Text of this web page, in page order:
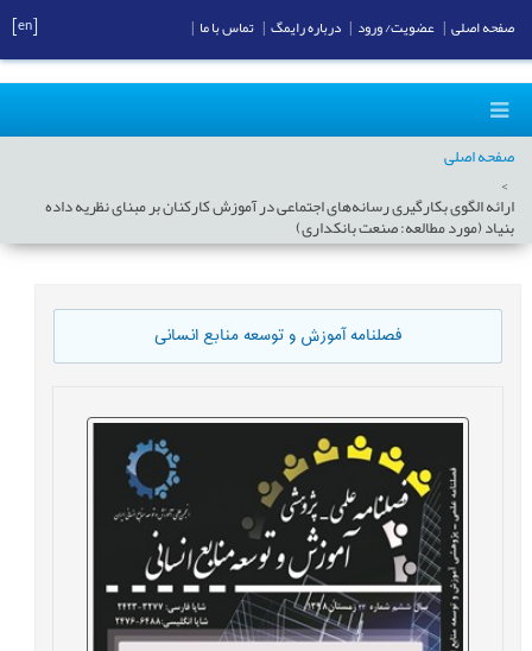
صفحه اصلی
ارائه الگوی بکارگیری رسانه‌های اجتماعی در آموزش کارکنان بر مبنای نظریه داده
بنیاد (مورد مطالعه‌: صنعت بانکداری)
فصلنامه آموزش و توسعه منابع انسانی
صفحه اصلی عضویت/ ورود درباره رایمگ تماس با ما